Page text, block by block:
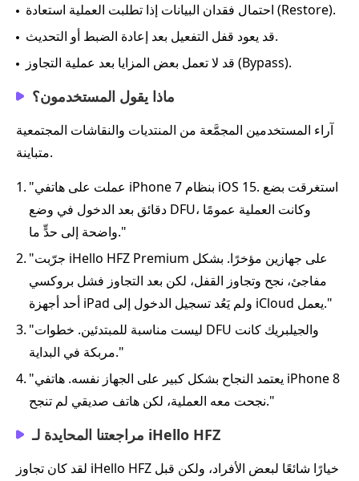
احتمال فقدان البيانات إذا تطلبت العملية استعادة (Restore).
قد يعود قفل التفعيل بعد إعادة الضبط أو التحديث.
قد لا تعمل بعض المزايا بعد عملية التجاوز (Bypass).
ماذا يقول المستخدمون؟
آراء المستخدمين المجمَّعة من المنتديات والنقاشات المجتمعية
متباينة.
1. "عملت على هاتفي iPhone 7 بنظام iOS 15. استغرقت بضع
دقائق بعد الدخول في وضع DFU، وكانت العملية عمومًا
واضحة إلى حدٍّ ما."
2. "جرّبت iHello HFZ Premium على جهازين مؤخرًا. بشكل
مفاجئ، نجح وتجاوز القفل، لكن بعد التجاوز فشل بروكسي
أحد أجهزة iPad ولم يَعُد تسجيل الدخول إلى iCloud يعمل."
3. "ليست مناسبة للمبتدئين. خطوات DFU والجيلبريك كانت
مربكة في البداية."
4. "يعتمد النجاح بشكل كبير على الجهاز نفسه. هاتفي iPhone 8
نجحت معه العملية، لكن هاتف صديقي لم تنجح."
مراجعتنا المحايدة لـ iHello HFZ
لقد كان تجاوز iHello HFZ خيارًا شائعًا لبعض الأفراد، ولكن قبل